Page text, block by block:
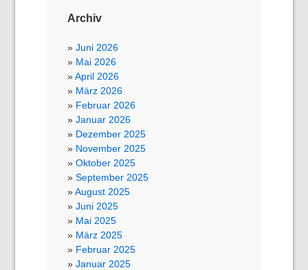
Archiv
Juni 2026
Mai 2026
April 2026
März 2026
Februar 2026
Januar 2026
Dezember 2025
November 2025
Oktober 2025
September 2025
August 2025
Juni 2025
Mai 2025
März 2025
Februar 2025
Januar 2025